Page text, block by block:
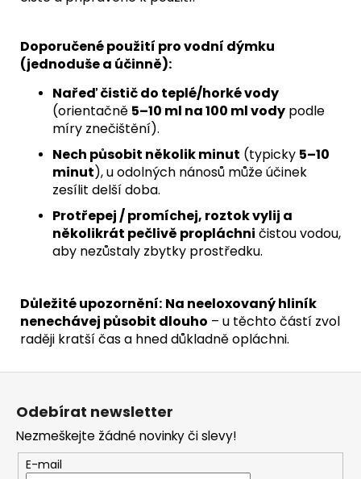
Doporučené použití pro vodní dýmku
(jednoduše a účinně):
Nařeď čistič do teplé/horké vody
(orientačně 5–10 ml na 100 ml vody podle
míry znečištění).
Nech působit několik minut (typicky 5–10
minut), u odolných nánosů může účinek
zesílit delší doba.
Protřepej / promíchej, roztok vylij a
několikrát pečlivě propláchni čistou vodou,
aby nezůstaly zbytky prostředku.
Důležité upozornění: Na neeloxovaný hliník
nenechávej působit dlouho – u těchto částí zvol
raději kratší čas a hned důkladně opláchni.
Odebírat newsletter
Nezmeškejte žádné novinky či slevy!
E-mail